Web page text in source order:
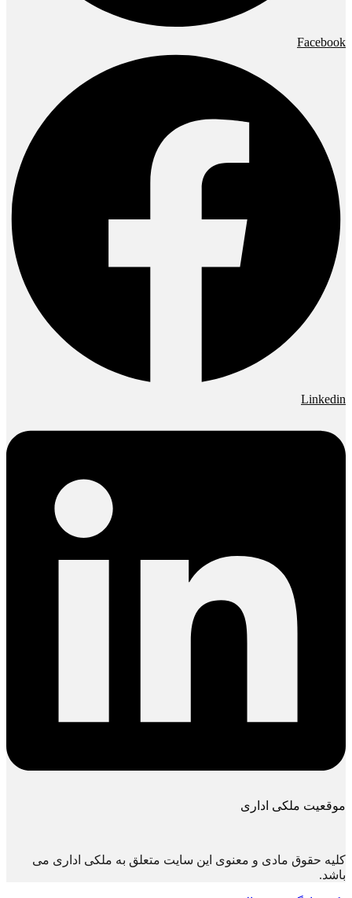
Facebook
Linkedin
موقعیت ملکی اداری
کلیه حقوق مادی و معنوی این سایت متعلق به ملکی اداری می
باشد.